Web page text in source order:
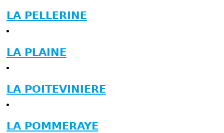
LA PELLERINE
LA PLAINE
LA POITEVINIERE
LA POMMERAYE